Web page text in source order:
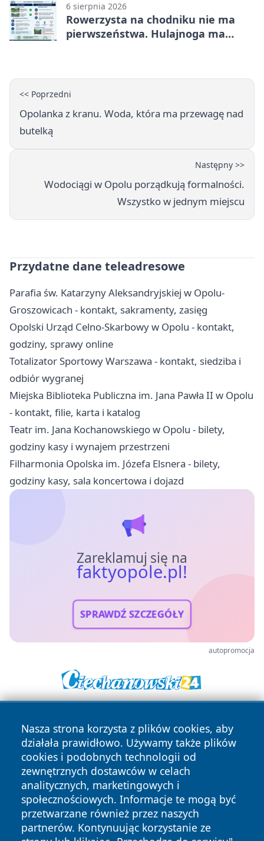
6 sierpnia 2026
Rowerzysta na chodniku nie ma
pierwszeństwa. Hulajnoga ma
<< Poprzedni
Opolanka z kranu. Woda, która ma przewagę nad
butelką
Następny >>
Wodociągi w Opolu porządkują formalności.
Wszystko w jednym miejscu
Przydatne dane teleadresowe
Parafia św. Katarzyny Aleksandryjskiej w Opolu-
Groszowicach - kontakt, sakramenty, zasięg
Opolski Urząd Celno-Skarbowy w Opolu - kontakt,
godziny, sprawy online
Totalizator Sportowy Warszawa - kontakt, siedziba i
odbiór wygranej
Miejska Biblioteka Publiczna im. Jana Pawła II w Opolu
- kontakt, filie, karta i katalog
Teatr im. Jana Kochanowskiego w Opolu - bilety,
godziny kasy i wynajem przestrzeni
Filharmonia Opolska im. Józefa Elsnera - bilety,
godziny kasy, sala koncertowa i dojazd
Zareklamuj się na
faktyopole.pl!
SPRAWDŹ SZCZEGÓŁY
autopromocja
Nasza strona korzysta z plików cookies, aby
działała prawidłowo. Używamy także plików
cookies i podobnych technologii od
zewnętrznych dostawców w celach
analitycznych, marketingowych i
społecznościowych. Informacje te mogą być
przetwarzane również przez naszych
partnerów. Kontynuując korzystanie ze
Copyright © 2026 faktyopole.pl Wszystkie prawa zastrzeżone.
News Autorzy
Polityka
Polityka